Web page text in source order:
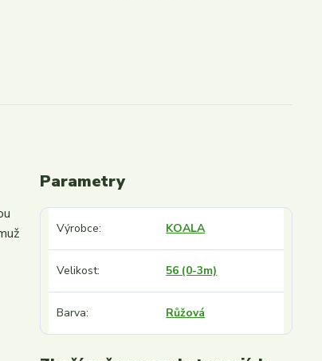
Parametry
Výrobce KOALA
Velikost 56 (0-3m)
Barva Růžová